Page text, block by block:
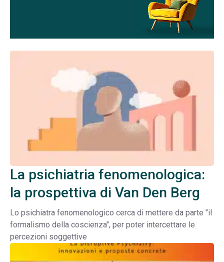
La psichiatria fenomenologica:
la prospettiva di Van Den Berg
Lo psichiatra fenomenologico cerca di mettere da parte "il
formalismo della coscienza", per poter intercettare le
percezioni soggettive